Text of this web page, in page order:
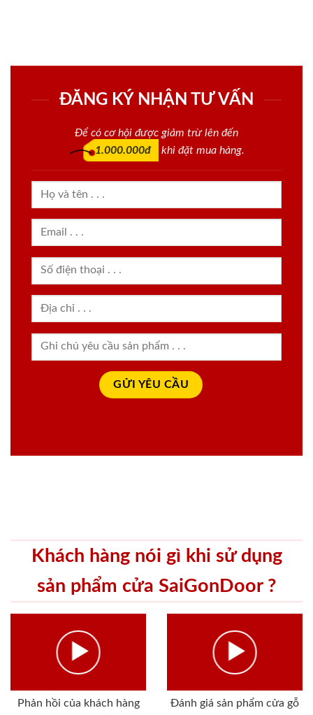
ĐĂNG KÝ NHẬN TƯ VẤN
Để có cơ hội được giảm trừ lên đến
1.000.000đ
khi đặt mua hàng.
Khách hàng nói gì khi sử dụng
sản phẩm cửa SaiGonDoor ?
Phản hồi của khách hàng
Đánh giá sản phẩm cửa gỗ